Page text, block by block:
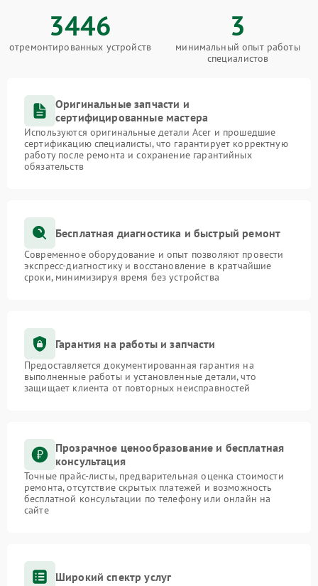
3446
отремонтированных устройств
3
минимальный опыт работы
специалистов
Оригинальные запчасти и
сертифицированные мастера
Используются оригинальные детали Acer и прошедшие
сертификацию специалисты, что гарантирует корректную
работу после ремонта и сохранение гарантийных
обязательств
Бесплатная диагностика и быстрый ремонт
Современное оборудование и опыт позволяют провести
экспресс-диагностику и восстановление в кратчайшие
сроки, минимизируя время без устройства
Гарантия на работы и запчасти
Предоставляется документированная гарантия на
выполненные работы и установленные детали, что
защищает клиента от повторных неисправностей
Прозрачное ценообразование и бесплатная
консультация
Точные прайс-листы, предварительная оценка стоимости
ремонта, отсутствие скрытых платежей и возможность
бесплатной консультации по телефону или онлайн на
сайте
Широкий спектр услуг